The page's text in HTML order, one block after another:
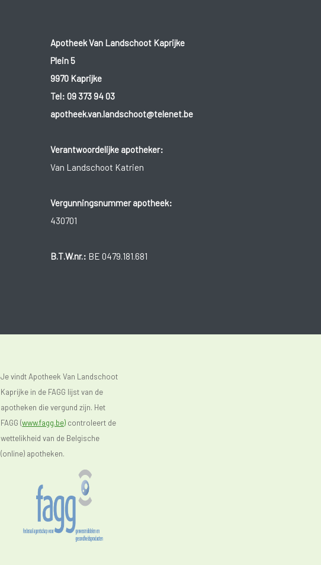
Apotheek Van Landschoot Kaprijke
Plein 5
9970 Kaprijke
Tel: 09 373 94 03
apotheek.van.landschoot@telenet.be
Verantwoordelijke apotheker:
Van Landschoot Katrien
Vergunningsnummer apotheek:
430701
B.T.W.nr.: BE 0479.181.681
Je vindt Apotheek Van Landschoot
Kaprijke in de FAGG lijst van de
apotheken die vergund zijn. Het
FAGG (www.fagg.be) controleert de
wettelikheid van de Belgische
(online) apotheken.